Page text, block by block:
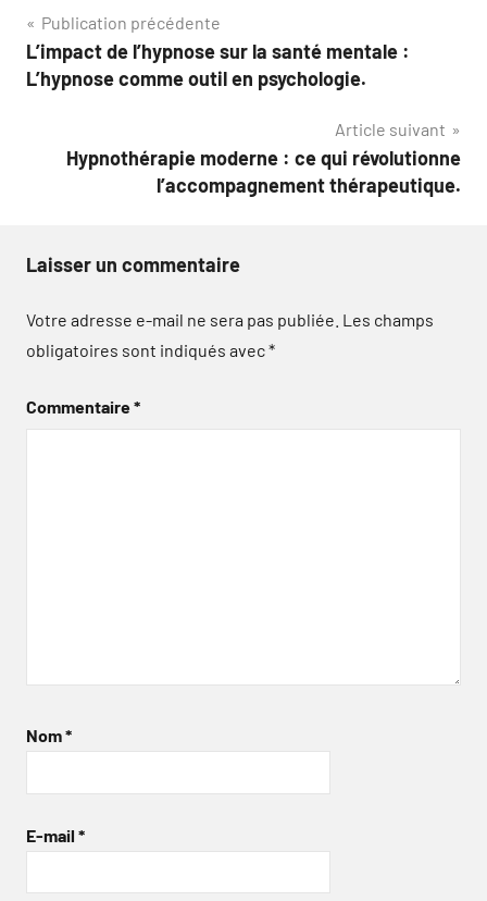
Navigation
de
Publication précédente
L’impact de l’hypnose sur la santé mentale :
L’hypnose comme outil en psychologie.
Article suivant
Hypnothérapie moderne : ce qui révolutionne
l’accompagnement thérapeutique.
Laisser un commentaire
Votre adresse e-mail ne sera pas publiée. Les champs
obligatoires sont indiqués avec*
Commentaire*
Nom*
E-mail *